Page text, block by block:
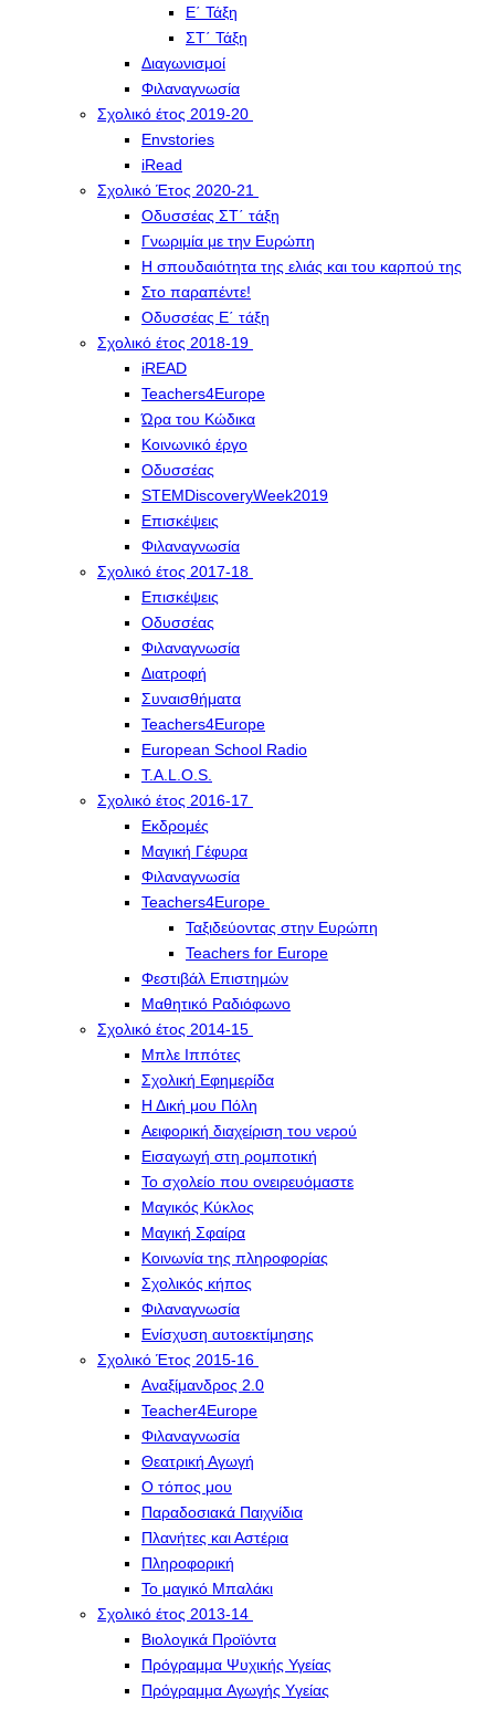
Ε΄ Τάξη
ΣΤ΄ Τάξη
Διαγωνισμοί
Φιλαναγνωσία
Σχολικό έτος 2019-20
Envstories
iRead
Σχολικό Έτος 2020-21
Οδυσσέας ΣΤ΄ τάξη
Γνωριμία με την Ευρώπη
Η σπουδαιότητα της ελιάς και του καρπού της
Στο παραπέντε!
Οδυσσέας Ε΄ τάξη
Σχολικό έτος 2018-19
iREAD
Teachers4Europe
Ώρα του Κώδικα
Κοινωνικό έργο
Οδυσσέας
STEMDiscoveryWeek2019
Επισκέψεις
Φιλαναγνωσία
Σχολικό έτος 2017-18
Επισκέψεις
Οδυσσέας
Φιλαναγνωσία
Διατροφή
Συναισθήματα
Teachers4Europe
European School Radio
T.A.L.O.S.
Σχολικό έτος 2016-17
Εκδρομές
Μαγική Γέφυρα
Φιλαναγνωσία
Teachers4Europe
Ταξιδεύοντας στην Ευρώπη
Teachers for Europe
Φεστιβάλ Επιστημών
Μαθητικό Ραδιόφωνο
Σχολικό έτος 2014-15
Μπλε Ιππότες
Σχολική Εφημερίδα
Η Δική μου Πόλη
Αειφορική διαχείριση του νερού
Εισαγωγή στη ρομποτική
Το σχολείο που ονειρευόμαστε
Μαγικός Κύκλος
Μαγική Σφαίρα
Kοινωνία της πληροφορίας
Σχολικός κήπος
Φιλαναγνωσία
Eνίσχυση αυτοεκτίμησης
Σχολικό Έτος 2015-16
Αναξίμανδρος 2.0
Teacher4Europe
Φιλαναγνωσία
Θεατρική Αγωγή
Ο τόπος μου
Παραδοσιακά Παιχνίδια
Πλανήτες και Αστέρια
Πληροφορική
Το μαγικό Μπαλάκι
Σχολικό έτος 2013-14
Βιολογικά Προϊόντα
Πρόγραμμα Ψυχικής Υγείας
Πρόγραμμα Aγωγής Yγείας